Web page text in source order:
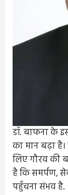
डॉ. बाफना के
का मान बढ़ा
लिए गौरव की
है कि समर्पण,
पहुँचना संभव है.